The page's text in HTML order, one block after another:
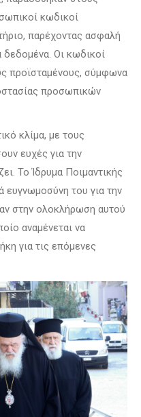
κωδικοί
παρέχοντας ασφαλή
δεδομένα. Οι κωδικοί
προϊσταμένους, σύμφωνα
προσωπικών
κλίμα, με τους
ευχές για την
Το Ίδρυμα Ποιμαντικής
του για την
στην ολοκλήρωση αυτού
αναμένεται να
για τις επόμενες